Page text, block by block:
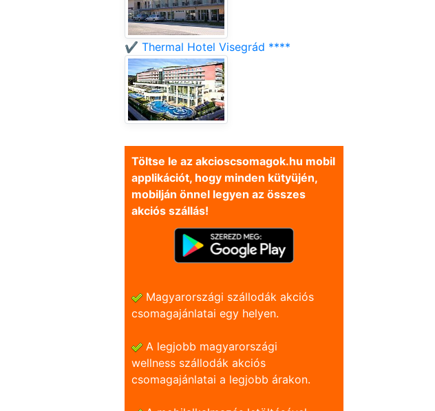
✔️ Thermal Hotel Visegrád ****
Töltse le az akcioscsomagok.hu mobil
applikációt, hogy minden kütyüjén,
mobilján önnel legyen az összes
akciós szállás!
Magyarországi szállodák akciós
csomagajánlatai egy helyen.
A legjobb magyarországi
wellness szállodák akciós
csomagajánlatai a legjobb árakon.